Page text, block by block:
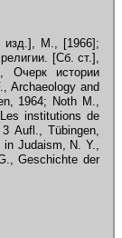
М., [1966];
[Сб. ст.],
истории
Archaeology and
1964; Noth М.,
institutions de
3 Aufl., Tübingen,
Judaism, N. Y.,
Geschichte der